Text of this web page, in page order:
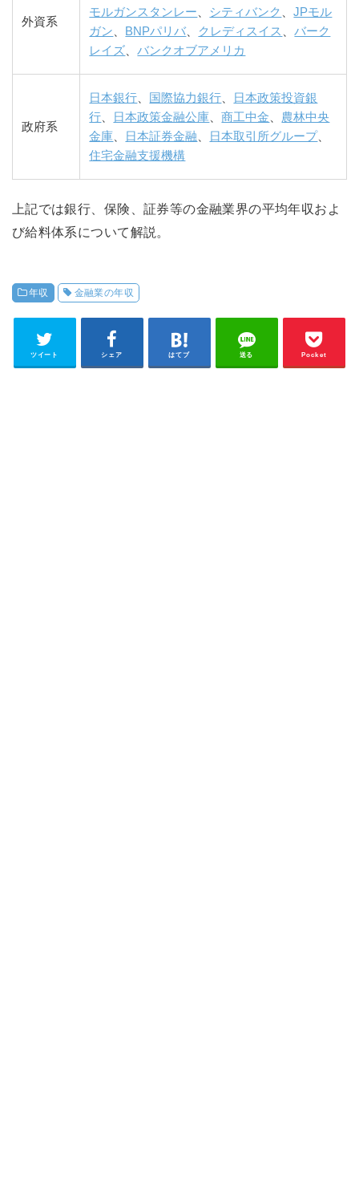
外資系
モルガンスタンレー
シティバンク 、JPモル
ガン
BNPパリバ、 クレディスイス 、バーク
レイズ 、バンクオブアメリカ
政府系
日本銀行 国際協力銀行
日本政策投資銀
行
日本政策金融公庫 、商工中金
農林中央
金庫
日本証券金融 日本取引所グループ、
住宅金融支援機構
上記では銀行、保険、証券等の金融業界の平均年収およ
び給料体系について解説。
年収 金融業の年収
ツイート シェア はてブ 送る Pocket